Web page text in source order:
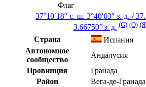
Флаг
37°10′18″ с. ш. 3°40′03″ з. д. /
3.66750° з. д. (G) (O)
Страна
Испания
Автономное
сообщество
Андалусия
Провинция
Гранада
Район
Вега-де-Гранада